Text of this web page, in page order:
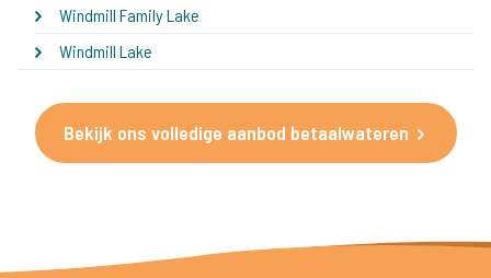
Windmill Family Lake
Windmill Lake
Bekijk ons volledige aanbod betaalwateren